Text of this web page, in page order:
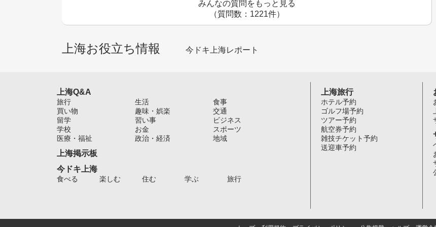
みんなの質問をもっと見る
（質問数：1221件）
上海お役立ち情報 今ドキ上海レポート
上海Q&A
旅行 生活
食事
買い物
趣味・娯楽
交通
留学
習い事
ビジネス
学校
お金
スポーツ
医療・福祉
政治・経済 地域
上海掲示板
今ドキ上海
食べる 楽しむ 住む 学ぶ 旅行
上海旅行
ホテル予約
ゴルフ場予約
ツアー予約
航空券予約
雑技チケット予約
送迎車予約